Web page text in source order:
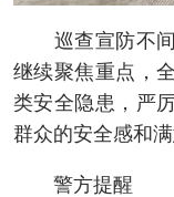
巡查宣防不间
继续聚焦重点，
类安全隐患，严
群众的安全感和满
警方提醒